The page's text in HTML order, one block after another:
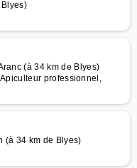
(à 34 km de Blyes)
professionnel,
(à 34 km de Blyes)